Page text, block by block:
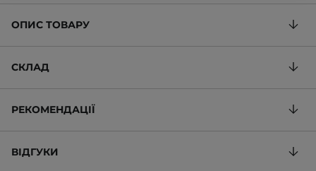
ОПИС ТОВАРУ
СКЛАД
РЕКОМЕНДАЦІЇ
ВІДГУКИ